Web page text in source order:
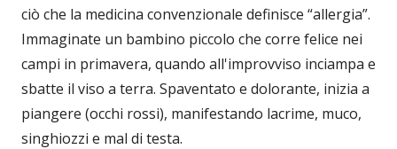
ciò che la medicina convenzionale definisce “allergia”.
Immaginate un bambino piccolo che corre felice nei
campi in primavera, quando all'improvviso inciampa e
sbatte il viso a terra. Spaventato e dolorante, inizia a
piangere (occhi rossi), manifestando lacrime, muco,
singhiozzi e mal di testa.